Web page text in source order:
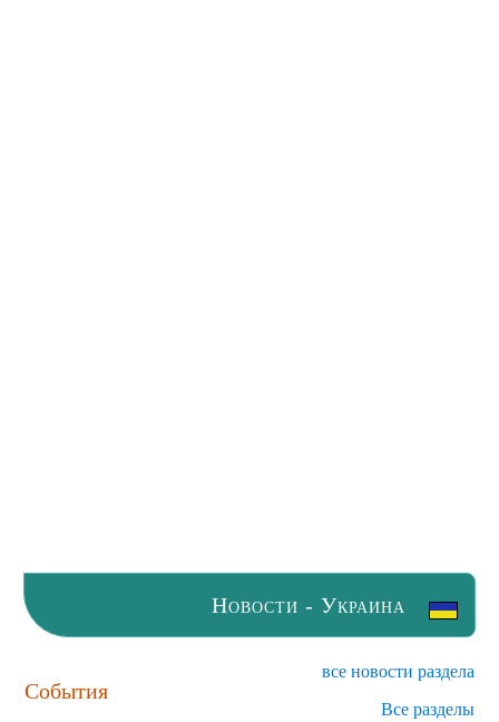
Новости - Украина
События
все новости раздела
Все разделы